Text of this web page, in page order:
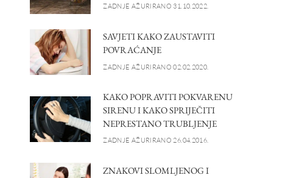
ZADNJE AŽURIRANO 31.10.2022.
SAVJETI KAKO ZAUSTAVITI
POVRAĆANJE
ZADNJE AŽURIRANO 02.02.2020.
KAKO POPRAVITI POKVARENU
SIRENU I KAKO SPRIJEČITI
NEPRESTANO TRUBLJENJE
ZADNJE AŽURIRANO 26.04.2016.
ZNAKOVI SLOMLJENOG I